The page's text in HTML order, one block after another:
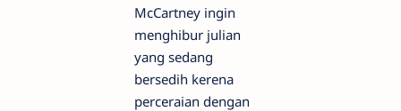
McCartney ingin
menghibur julian
yang sedang
bersedih kerena
perceraian dengan